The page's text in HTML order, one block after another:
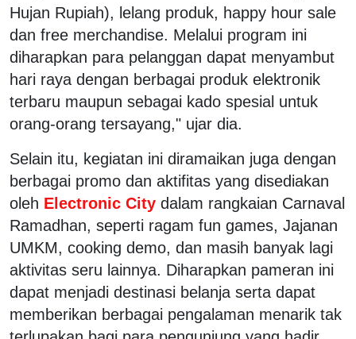
Hujan Rupiah), lelang produk, happy hour sale
dan free merchandise. Melalui program ini
diharapkan para pelanggan dapat menyambut
hari raya dengan berbagai produk elektronik
terbaru maupun sebagai kado spesial untuk
orang-orang tersayang," ujar dia.
Selain itu, kegiatan ini diramaikan juga dengan
berbagai promo dan aktifitas yang disediakan
oleh Electronic City dalam rangkaian Carnaval
Ramadhan, seperti ragam fun games, Jajanan
UMKM, cooking demo, dan masih banyak lagi
aktivitas seru lainnya. Diharapkan pameran ini
dapat menjadi destinasi belanja serta dapat
memberikan berbagai pengalaman menarik tak